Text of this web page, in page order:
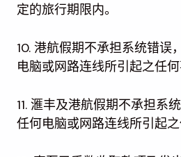
定的旅行期限内。
10. 港航假期不承担系统错误
电脑或网路连线所引起之任何
11. 滙丰及港航假期不承担系
任何电脑或网路连线所引起之